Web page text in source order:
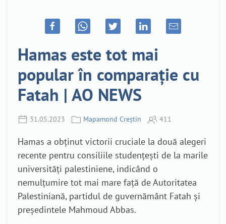
Hamas este tot mai
popular în comparație cu
Fatah | AO NEWS
31.05.2023 Mapamond Creștin 411
Hamas a obținut victorii cruciale la două alegeri
recente pentru consiliile studențești de la marile
universități palestiniene, indicând o
nemulțumire tot mai mare față de Autoritatea
Palestiniană, partidul de guvernământ Fatah și
președintele Mahmoud Abbas.